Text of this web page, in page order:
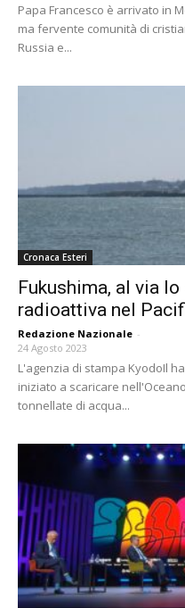
Papa Francesco è arrivato in
ma fervente comunità di
Russia e...
Cronaca Esteri
Fukushima, al via
radioattiva nel
Redazione Nazionale -
24 Agosto 2023
L'agenzia di stampa KyodoIl
iniziato a scaricare
tonnellate di acqua...